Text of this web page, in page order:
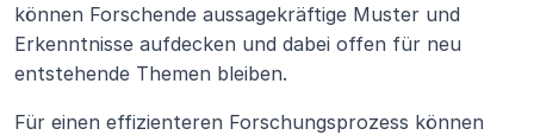
können Forschende aussagekräftige Muster und
Erkenntnisse aufdecken und dabei offen für neu
entstehende Themen bleiben.
Für einen effizienteren Forschungsprozess können